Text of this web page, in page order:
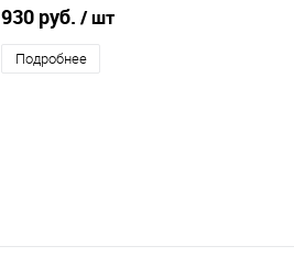
930 руб. / шт
Подробнее